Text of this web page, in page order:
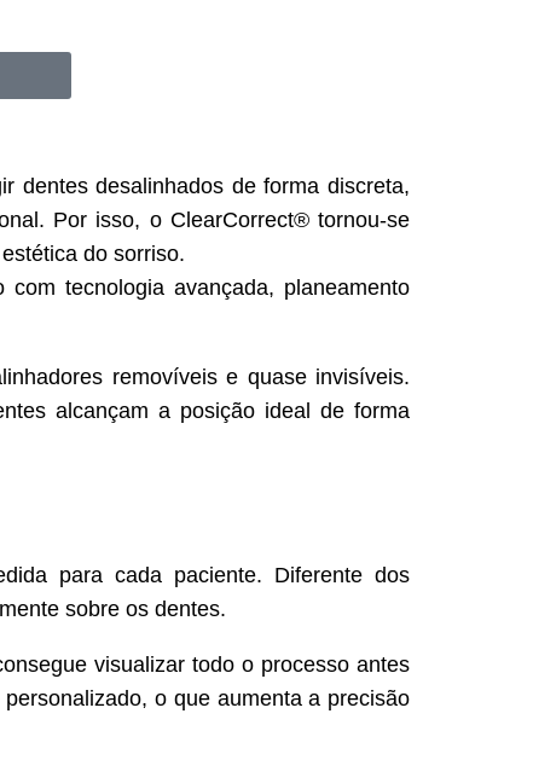
dentes desalinhados de forma discreta,
Por isso, o ClearCorrect® tornou-se
do sorriso.
tecnologia avançada, planeamento
removíveis e quase invisíveis.
alcançam a posição ideal de forma
para cada paciente. Diferente dos
sobre os dentes.
visualizar todo o processo antes
o que aumenta a precisão